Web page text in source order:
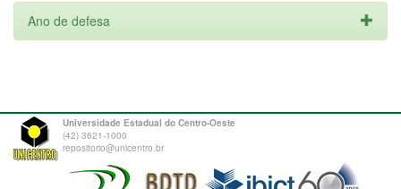
Ano de defesa
Universidade Estadual do Centro-Oeste
(42) 3621-1000
repositorio@unicentro.br